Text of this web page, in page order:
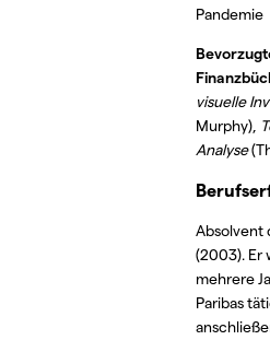
Pandemie
visuelle
Murphy),
Analyse
Absolvent
(2003). Er
mehrere
Paribas